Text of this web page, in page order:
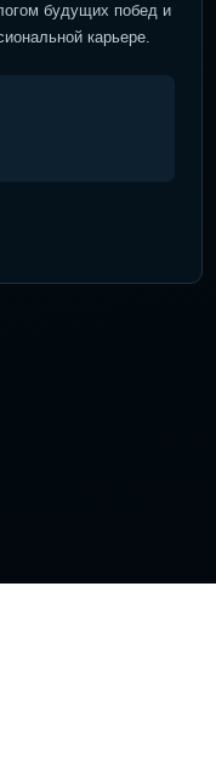
будущих побед и
карьере.